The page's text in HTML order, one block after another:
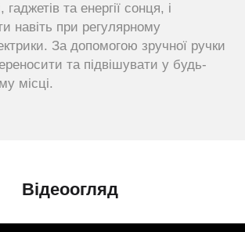
та енергії сонця, і
навіть при регулярному
За допомогою зручної ручки
та підвішувати у будь-
місці.
Відеоогляд